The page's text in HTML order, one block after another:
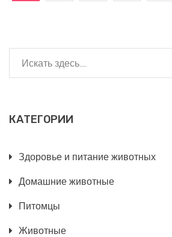
КАТЕГОРИИ
Здоровье и питание животных
Домашние животные
Питомцы
Животные